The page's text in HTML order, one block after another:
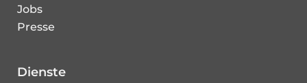
Jobs
Presse
Dienste